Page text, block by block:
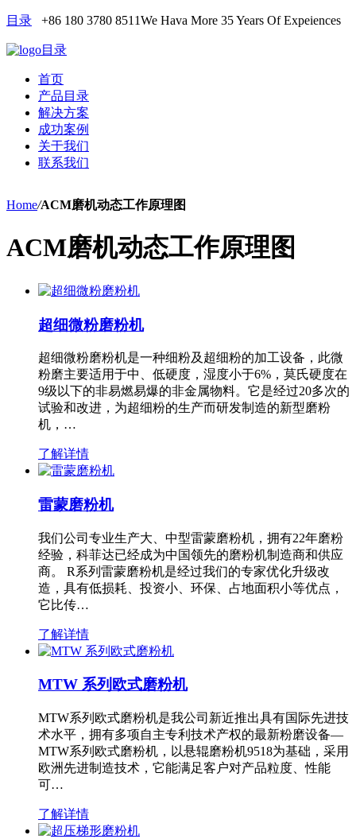
目录 +86 180 3780 8511We Hava More 35 Years Of Expeiences
目录
首页
产品目录
解决方案
成功案例
关于我们
联系我们
Home/ACM磨机动态工作原理图
ACM磨机动态工作原理图
超细微粉磨粉机
超细微粉磨粉机是一种细粉及超细粉的加工设备，此微
粉磨主要适用于中、低硬度，湿度小于6%，莫氏硬度在
9级以下的非易燃易爆的非金属物料。它是经过20多次的
试验和改进，为超细粉的生产而研发制造的新型磨粉
机，…
了解详情
雷蒙磨粉机
我们公司专业生产大、中型雷蒙磨粉机，拥有22年磨粉
经验，科菲达已经成为中国领先的磨粉机制造商和供应
商。 R系列雷蒙磨粉机是经过我们的专家优化升级改
造，具有低损耗、投资小、环保、占地面积小等优点，
它比传…
了解详情
MTW 系列欧式磨粉机
MTW系列欧式磨粉机是我公司新近推出具有国际先进技
术水平，拥有多项自主专利技术产权的最新粉磨设备—
MTW系列欧式磨粉机，以悬辊磨粉机9518为基础，采用
欧洲先进制造技术，它能满足客户对产品粒度、性能
可…
了解详情